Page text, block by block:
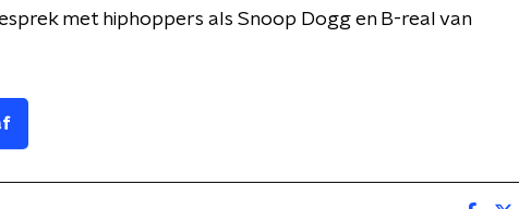
met hiphoppers als Snoop Dogg en B-real van